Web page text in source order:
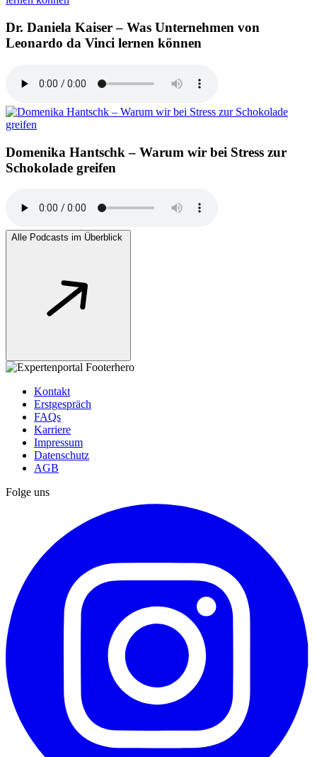
Dr. Daniela Kaiser – Was Unternehmen von
Leonardo da Vinci lernen können
Domenika Hantschk – Warum wir bei Stress zur
Schokolade greifen
Alle Podcasts im Überblick
Kontakt
Erstgespräch
FAQs
Karriere
Impressum
Datenschutz
AGB
Folge uns